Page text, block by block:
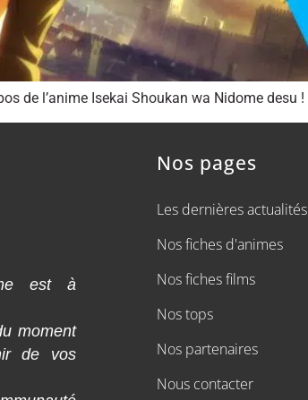
de l’anime Isekai Shoukan wa Nidome desu !
est à
moment
de vos
Nos pages
Les dernières actualités
Nos fiches d'animes
Nos fiches films
Nos tops
Nos partenaires
Nous contacter